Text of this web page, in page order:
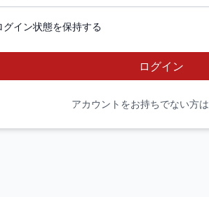
グイン状態を保持する
ログイン
アカウントをお持ちでない方は